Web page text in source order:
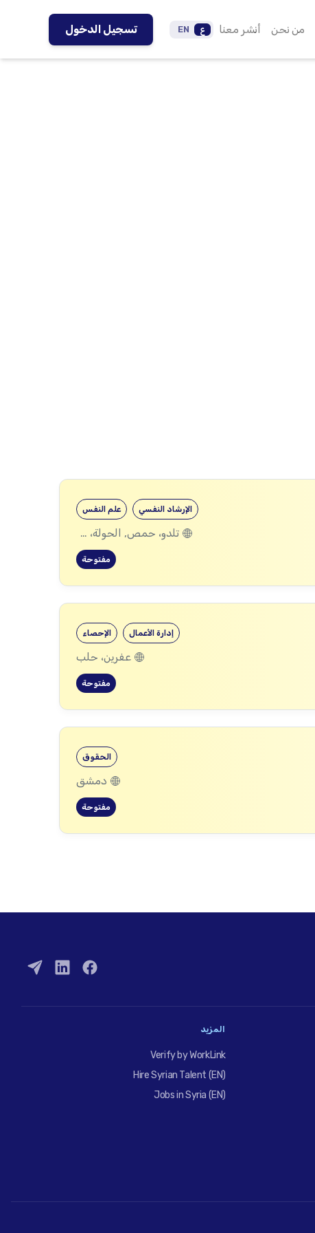
من نحن أنشر معنا ع EN تسجيل الدخول
علم النفس الإرشاد النفسي
تلدو، حمص, الحولة، حمص
مفتوحة
الإحصاء إدارة الأعمال
عفرين، حلب
مفتوحة
الحقوق
دمشق
مفتوحة
المزيد
Verify by WorkLink
Hire Syrian Talent (EN)
Jobs in Syria (EN)